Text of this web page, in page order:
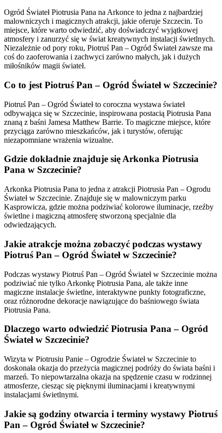
Ogród Świateł Piotrusia Pana na Arkonce to jedna z najbardziej
malowniczych i magicznych atrakcji, jakie oferuje Szczecin. To
miejsce, które warto odwiedzić, aby doświadczyć wyjątkowej
atmosfery i zanurzyć się w świat kreatywnych instalacji świetlnych.
Niezależnie od pory roku, Piotruś Pan – Ogród Świateł zawsze ma
coś do zaoferowania i zachwyci zarówno małych, jak i dużych
miłośników magii świateł.
Co to jest Piotruś Pan – Ogród Świateł w Szczecinie?
Piotruś Pan – Ogród Świateł to coroczna wystawa świateł
odbywająca się w Szczecinie, inspirowana postacią Piotrusia Pana
znaną z baśni Jamesa Matthew Barrie. To magiczne miejsce, które
przyciąga zarówno mieszkańców, jak i turystów, oferując
niezapomniane wrażenia wizualne.
Gdzie dokładnie znajduje się Arkonka Piotrusia
Pana w Szczecinie?
Arkonka Piotrusia Pana to jedna z atrakcji Piotrusia Pan – Ogrodu
Świateł w Szczecinie. Znajduje się w malowniczym parku
Kasprowicza, gdzie można podziwiać kolorowe iluminacje, rzeźby
świetlne i magiczną atmosferę stworzoną specjalnie dla
odwiedzających.
Jakie atrakcje można zobaczyć podczas wystawy
Piotruś Pan – Ogród Świateł w Szczecinie?
Podczas wystawy Piotruś Pan – Ogród Świateł w Szczecinie można
podziwiać nie tylko Arkonkę Piotrusia Pana, ale także inne
magiczne instalacje świetlne, interaktywne punkty fotograficzne,
oraz różnorodne dekoracje nawiązujące do baśniowego świata
Piotrusia Pana.
Dlaczego warto odwiedzić Piotrusia Pana – Ogród
Świateł w Szczecinie?
Wizyta w Piotrusiu Panie – Ogrodzie Świateł w Szczecinie to
doskonała okazja do przeżycia magicznej podróży do świata baśni i
marzeń. To niepowtarzalna okazja na spędzenie czasu w rodzinnej
atmosferze, ciesząc się pięknymi iluminacjami i kreatywnymi
instalacjami świetlnymi.
Jakie są godziny otwarcia i terminy wystawy Piotruś
Pan – Ogród Świateł w Szczecinie?